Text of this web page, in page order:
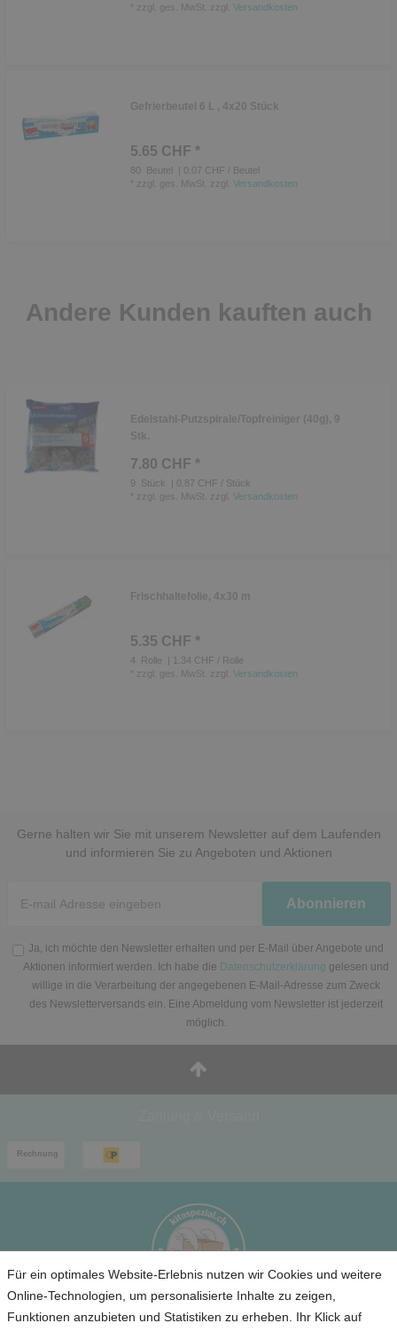
zzgl. ges. MwSt. zzgl. Versandkosten
Gefrierbeutel 6 L , 4x20 Stück
5.65 CHF *
80 Beutel
| 0.07 CHF / Beutel
zzgl. ges. MwSt. zzgl. Versandkosten
Andere Kunden kauften auch
Edelstahl-Putzspirale/Topfreiniger (40g), 9
Stk.
7.80 CHF *
9 Stück
| 0.87 CHF / Stück
zzgl. ges. MwSt. zzgl. Versandkosten
Frischhaltefolie, 4x30 m
5.35 CHF *
4 Rolle
| 1.34 CHF / Rolle
zzgl. ges. MwSt. zzgl. Versandkosten
Gerne halten wir Sie mit unserem Newsletter auf dem Laufenden
und informieren Sie zu Angeboten und Aktionen
Honig
Abonnieren
Ja, ich möchte den Newsletter erhalten und per E-Mail über Angebote und
Aktionen informiert werden. Ich habe die Datenschutzerklärung gelesen und
willige in die Verarbeitung der angegebenen E-Mail-Adresse zum Zweck
des Newsletterversands ein. Eine Abmeldung vom Newsletter ist jederzeit
möglich.
Für ein optimales Website-Erlebnis nutzen wir Cookies und weitere
Online-Technologien, um personalisierte Inhalte zu zeigen,
Funktionen anzubieten und Statistiken zu erheben. Ihr Klick auf